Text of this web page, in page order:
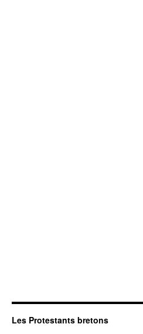
Les Protestants bretons